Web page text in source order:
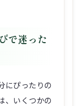
で迷った
にぴったりの
、いくつかの